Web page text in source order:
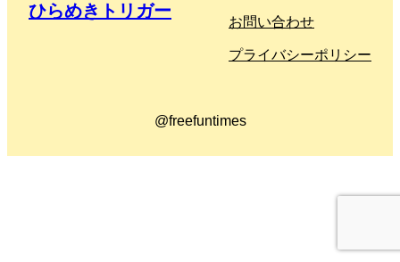
ひらめきトリガー
お問い合わせ
プライバシーポリシー
@freefuntimes